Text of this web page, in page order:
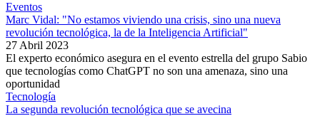
Eventos
Marc Vidal: "No estamos viviendo una crisis, sino una nueva
revolución tecnológica, la de la Inteligencia Artificial"
27 Abril 2023
El experto económico asegura en el evento estrella del grupo Sabio
que tecnologías como ChatGPT no son una amenaza, sino una
oportunidad
Tecnología
La segunda revolución tecnológica que se avecina